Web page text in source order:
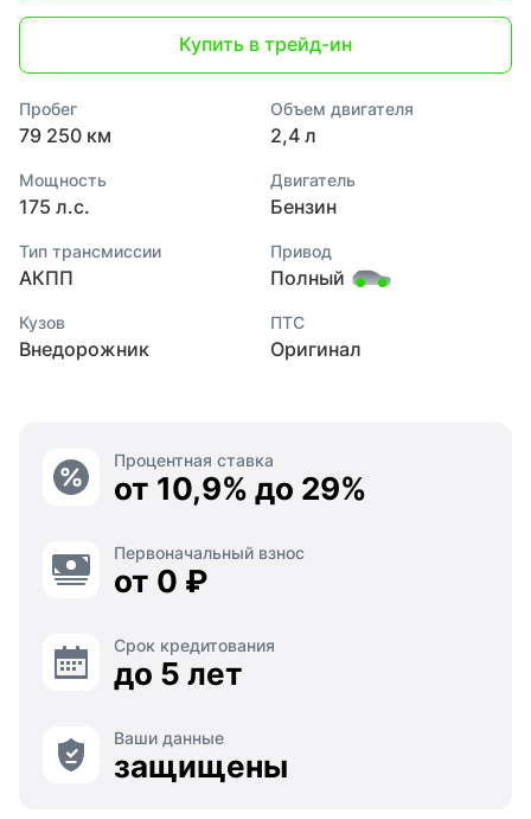
Купить в трейд-ин
Пробег
79 250 км
Объем двигателя
2,4 л
Мощность
175 л.с.
Двигатель
Бензин
Тип трансмиссии
АКПП
Привод
Полный
Кузов
Внедорожник
ПТС
Оригинал
Процентная ставка
от 10,9% до 29%
Первоначальный взнос
от 0 ₽
Срок кредитования
до 5 лет
Ваши данные
защищены